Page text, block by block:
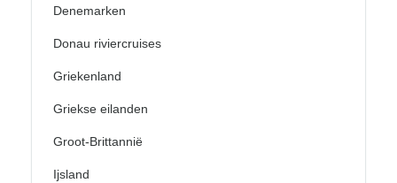
Denemarken
Donau riviercruises
Griekenland
Griekse eilanden
Groot-Brittannië
Ijsland